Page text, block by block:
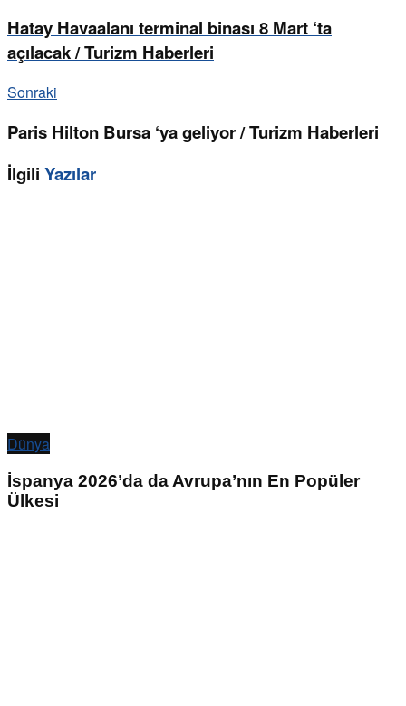
Hatay Havaalanı terminal binası 8 Mart ‘ta
açılacak / Turizm Haberleri
Sonraki
Paris Hilton Bursa ‘ya geliyor / Turizm Haberleri
İlgili Yazılar
Dünya
İspanya 2026’da da Avrupa’nın En Popüler
Ülkesi